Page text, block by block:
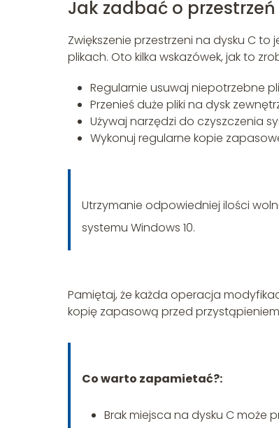
Jak zadbać o
Zwiększenie przestrzeni na dysku C
plikach. Oto kilka wskazówek, jak to
Regularnie usuwaj niepotrzebne
Przenieś duże pliki na dysk
Używaj narzędzi do czyszczenia
Wykonuj regularne kopie
Utrzymanie odpowiedniej ilości
systemu Windows 10.
Pamiętaj, że każda operacja
kopię zapasową przed
Co warto zapamietać?:
Brak miejsca na dysku C może